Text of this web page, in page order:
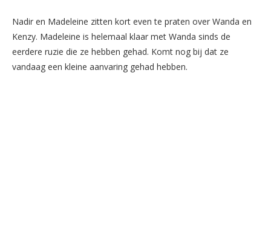
Nadir en Madeleine zitten kort even te praten over Wanda en
Kenzy. Madeleine is helemaal klaar met Wanda sinds de
eerdere ruzie die ze hebben gehad. Komt nog bij dat ze
vandaag een kleine aanvaring gehad hebben.